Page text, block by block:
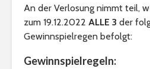
An der Verlosung nimmt teil,
zum 19.12.2022 ALLE 3 der
Gewinnspielregen befolgt:
Gewinnspielregeln: